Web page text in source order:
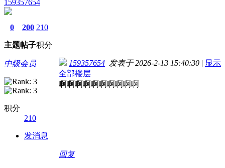
159357654
0
主题
200
帖子
210
积分
中级会员
积分
210
发消息
159357654 发表于 2026-2-13 15:40:30 | 显示
全部楼层
啊啊啊啊啊啊啊啊啊啊
回复